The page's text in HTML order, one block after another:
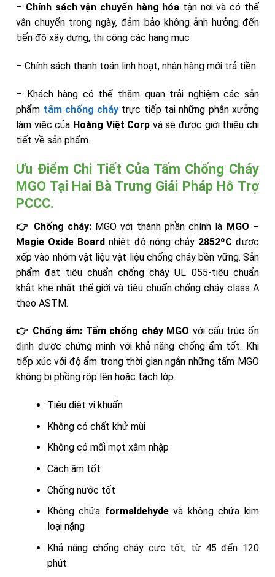
– Chính sách vận chuyển hàng hóa tận nơi và có thể
vận chuyển trong ngày, đảm bảo không ảnh hưởng đến
tiến độ xây dựng, thi công các hạng mục
– Chính sách thanh toán linh hoạt, nhận hàng mới trả tiền
– Khách hàng có thể thăm quan trải nghiệm các sản
phẩm tấm chống cháy trực tiếp tại những phân xưởng
làm việc của Hoàng Việt Corp và sẽ được giới thiệu chi
tiết về sản phẩm.
Ưu Điểm Chi Tiết Của Tấm Chống Cháy
MGO Tại Hai Bà Trưng Giải Pháp Hỗ Trợ
PCCC.
👉 Chống cháy:MGO với thành phần chính là MGO –
Magie Oxide Board nhiệt độ nóng chảy 2852ºC được
xếp vào nhóm vật liệu vật liệu chống cháy bền vững. Sản
phẩm đạt tiêu chuẩn chống cháy UL 055-tiêu chuẩn
khắt khe nhất thế giới và tiêu chuẩn chống cháy class A
theo ASTM.
👉 Chống ẩm: Tấm chống cháy MGO với cấu trúc ổn
định được chứng minh với khả năng chống ẩm tốt. Khi
tiếp xúc với độ ẩm trong thời gian ngắn những tấm MGO
không bị phồng rộp lên hoặc tách lớp.
Tiêu diệt vi khuẩn
Không có chất khử mùi
Không có mối mọt xâm nhập
Cách âm tốt
Chống nước tốt
Không chứa formaldehydevà không chứa kim
loại nặng
Khả năng chống cháy cực tốt, từ 45 đến 120
phút.